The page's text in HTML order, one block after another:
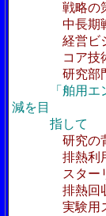
戦略の
中長期戦
経営ビジョ
コア技術と
研究部門
「舶用
減を目
指して
研究の
排熱利用ス
スターリン
排熱回収シ
実験用スタ